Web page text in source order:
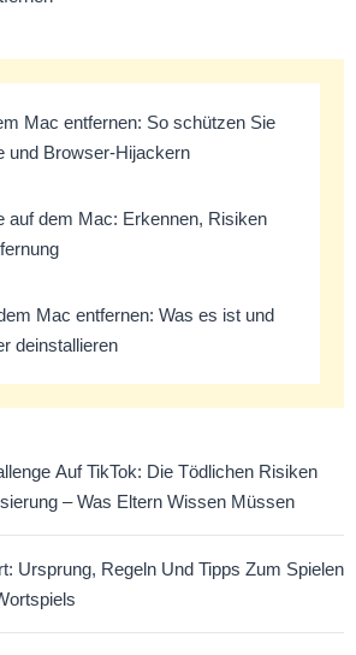
Mac entfernen: So schützen Sie
und Browser-Hijackern
auf dem Mac: Erkennen, Risiken
Mac entfernen: Was es ist und
deinstallieren
Auf TikTok: Die Tödlichen Risiken
– Was Eltern Wissen Müssen
Ursprung, Regeln Und Tipps Zum Spielen